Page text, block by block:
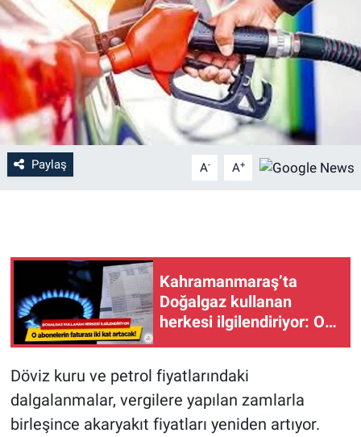
Paylaş A- A+
Kahramanmaraş’ta
Doğalgaz kullanan
herkesi ilgilendiriyor: O
Döviz kuru ve petrol fiyatlarındaki
dalgalanmalar, vergilere yapılan zamlarla
birleşince akaryakıt fiyatları yeniden artıyor.